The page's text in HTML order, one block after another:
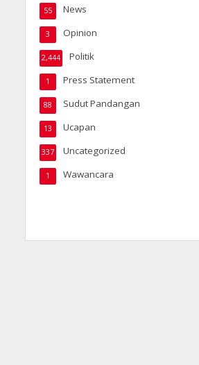
News
55
Opinion
3
Politik
2,444
Press Statement
1
Sudut Pandangan
88
Ucapan
13
Uncategorized
337
Wawancara
1